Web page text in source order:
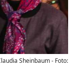
Sheinbaum- Foto: